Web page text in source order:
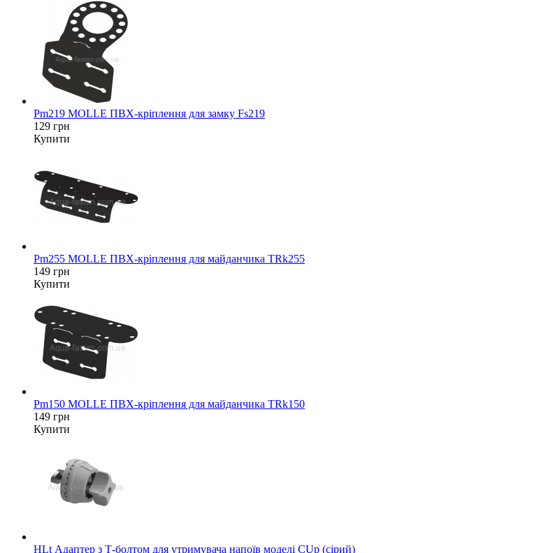
Pm219 MOLLE ПВХ-кріплення для замку Fs219
129 грн
Купити
Pm255 MOLLE ПВХ-кріплення для майданчика TRk255
149 грн
Купити
Pm150 MOLLE ПВХ-кріплення для майданчика TRk150
149 грн
Купити
HLt Адаптер з Т-болтом для утримувача напоїв моделі CUp (сірий)